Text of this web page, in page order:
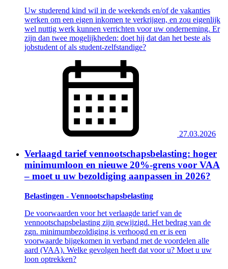
Uw studerend kind wil in de weekends en/of de vakanties
werken om een eigen inkomen te verkrijgen, en zou eigenlijk
wel nuttig werk kunnen verrichten voor uw onderneming. Er
zijn dan twee mogelijkheden: doet hij dat dan het beste als
jobstudent of als student-zelfstandige?
27.03.2026
Verlaagd tarief vennootschapsbelasting: hoger
minimumloon en nieuwe 20%-grens voor VAA
– moet u uw bezoldiging aanpassen in 2026?
Belastingen - Vennootschapsbelasting
De voorwaarden voor het verlaagde tarief van de
vennootschapsbelasting zijn gewijzigd. Het bedrag van de
zgn. minimumbezoldiging is verhoogd en er is een
voorwaarde bijgekomen in verband met de voordelen alle
aard (VAA). Welke gevolgen heeft dat voor u? Moet u uw
loon optrekken?